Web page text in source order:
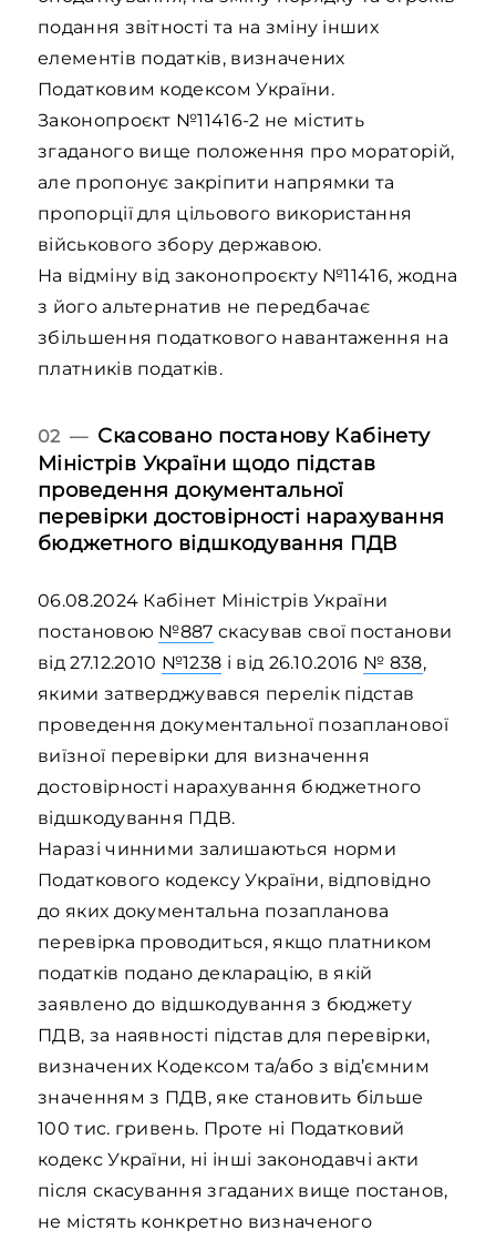
подання звітності та на зміну інших
елементів податків, визначених
Податковим кодексом України.
Законопроєкт №11416-2 не містить
згаданого вище положення про мораторій,
але пропонує закріпити напрямки та
пропорції для цільового використання
військового збору державою.
На відміну від законопроєкту №11416, жодна
з його альтернатив не передбачає
збільшення податкового навантаження на
платників податків.
02 — Скасовано постанову Кабінету
Міністрів України щодо підстав
проведення документальної
перевірки достовірності нарахування
бюджетного відшкодування ПДВ
06.08.2024 Кабінет Міністрів України
постановою №887 скасував свої постанови
від 27.12.2010 №1238 і від 26.10.2016 № 838,
якими затверджувався перелік підстав
проведення документальної позапланової
виїзної перевірки для визначення
достовірності нарахування бюджетного
відшкодування ПДВ.
Наразі чинними залишаються норми
Податкового кодексу України, відповідно
до яких документальна позапланова
перевірка проводиться, якщо платником
податків подано декларацію, в якій
заявлено до відшкодування з бюджету
ПДВ, за наявності підстав для перевірки,
визначених Кодексом та/або з від’ємним
значенням з ПДВ, яке становить більше
100 тис. гривень. Проте ні Податковий
кодекс України, ні інші законодавчі акти
після скасування згаданих вище постанов,
не містять конкретно визначеного